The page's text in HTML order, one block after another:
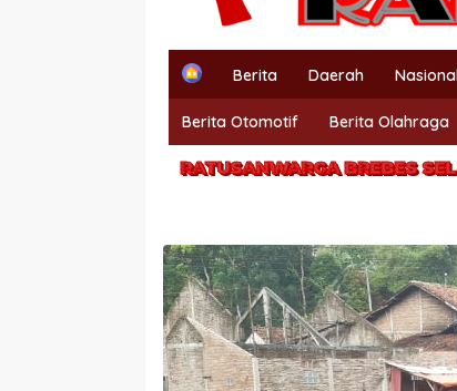
H
m
e
Berita Daerah
Berita Otomotif Berita Olahraga
RATUSANWARGA BREBES